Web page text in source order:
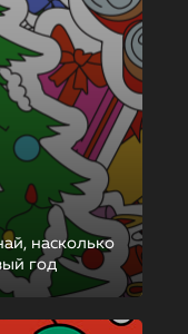
насколько
год